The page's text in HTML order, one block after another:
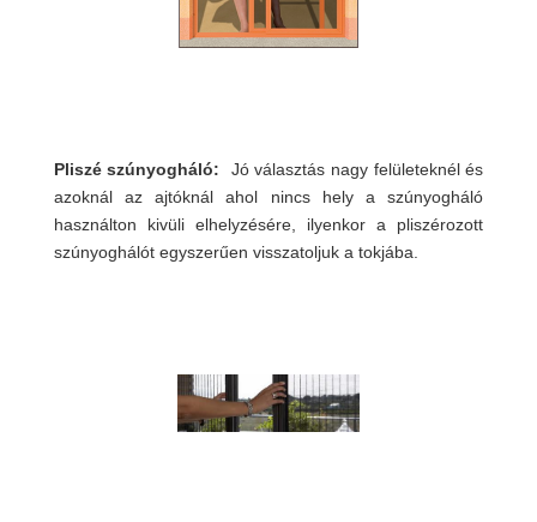
Pliszé szúnyogháló:
Jó választás nagy felületeknél és
azoknál az ajtóknál ahol nincs hely a szúnyogháló
használton kivüli elhelyzésére, ilyenkor a pliszérozott
szúnyoghálót egyszerűen visszatoljuk a tokjába.